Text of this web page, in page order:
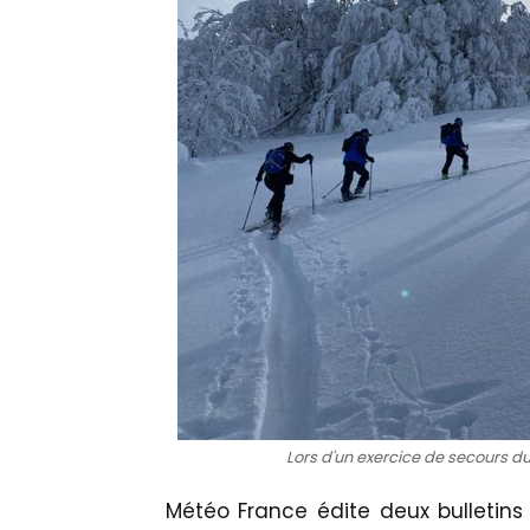
Lors d'un exercice de secours
Météo France édite deux